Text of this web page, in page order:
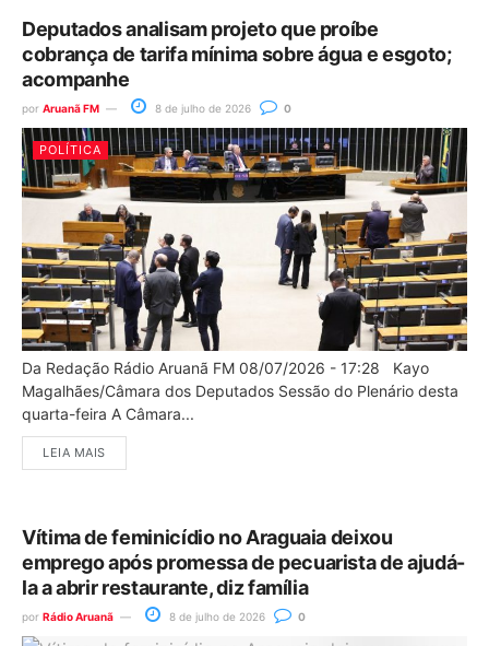
Deputados analisam projeto que proíbe
cobrança de tarifa mínima sobre água e esgoto;
acompanhe
por Aruanã FM 8 de julho de 2026 0
POLÍTICA
Da Redação Rádio Aruanã FM 08/07/2026 - 17:28 Kayo
Magalhães/Câmara dos Deputados Sessão do Plenário desta
quarta-feira A Câmara...
LEIA MAIS
Vítima de feminicídio no Araguaia deixou
emprego após promessa de pecuarista de ajudá-
la a abrir restaurante, diz família
por Rádio Aruanã 8 de julho de 2026 0